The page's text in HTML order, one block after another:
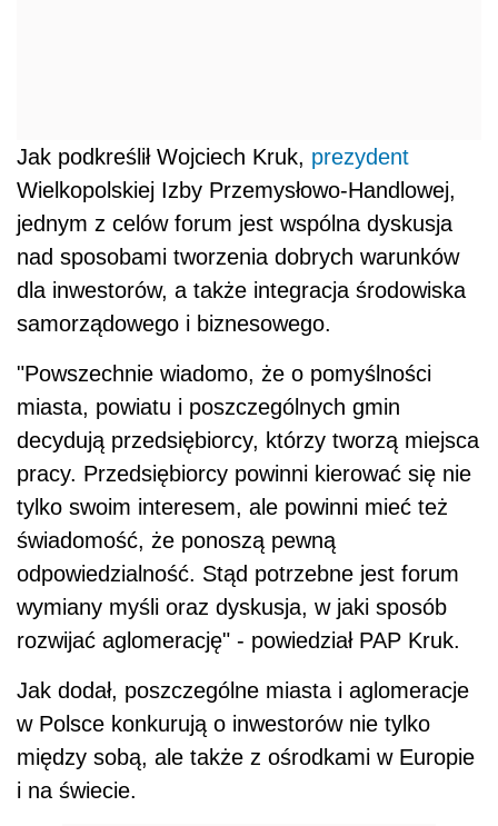
Jak podkreślił Wojciech Kruk, prezydent
Wielkopolskiej Izby Przemysłowo-Handlowej,
jednym z celów forum jest wspólna dyskusja
nad sposobami tworzenia dobrych warunków
dla inwestorów, a także integracja środowiska
samorządowego i biznesowego.
"Powszechnie wiadomo, że o pomyślności
miasta, powiatu i poszczególnych gmin
decydują przedsiębiorcy, którzy tworzą miejsca
pracy. Przedsiębiorcy powinni kierować się nie
tylko swoim interesem, ale powinni mieć też
świadomość, że ponoszą pewną
odpowiedzialność. Stąd potrzebne jest forum
wymiany myśli oraz dyskusja, w jaki sposób
rozwijać aglomerację" - powiedział PAP Kruk.
Jak dodał, poszczególne miasta i aglomeracje
w Polsce konkurują o inwestorów nie tylko
między sobą, ale także z ośrodkami w Europie
i na świecie.